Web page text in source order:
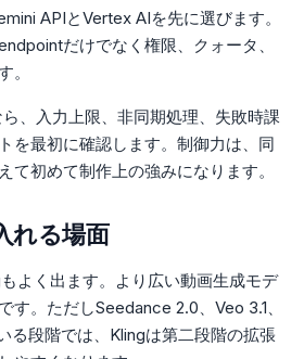
APIとVertex AIを先に選びます。
だけでなく権限、クォータ、
。
、入力上限、非同期処理、失敗時課
を最初に確認します。制御力は、同
て初めて制作上の強みになります。
れる場面
よく出ます。より広い動画生成モデ
す。ただしSeedance 2.0、Veo 3.1、
る段階では、Klingは第二段階の拡張